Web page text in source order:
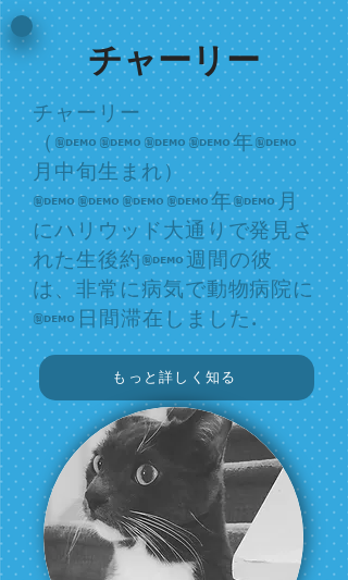
チャーリー
チャーリー
（2009年6
月中旬生まれ）
2009年8月
にハリウッド大通りで発見さ
れた生後約8週間の彼
は、非常に病気で動物病院に
8日間滞在しました.
もっと詳しく知る